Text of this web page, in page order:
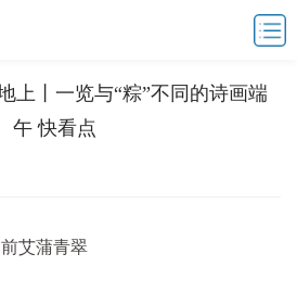
上丨一览与“粽”不同的诗画端
午 快看点
艾蒲青翠